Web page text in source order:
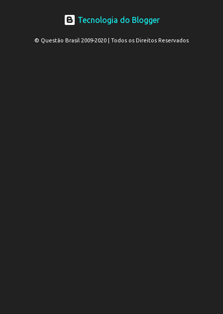
Tecnologia do Blogger
© Questão Brasil 2009-2020 | Todos os Direitos Reservados